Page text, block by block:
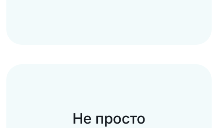
Не просто